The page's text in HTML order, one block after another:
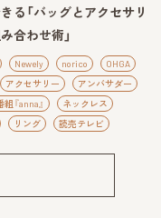
る「バッグとアクセサリ
合わせ術」
Newely norico
OHGA
アクセサリー
アンバサダー
『anna』
ネックレス
リング 読売テレビ